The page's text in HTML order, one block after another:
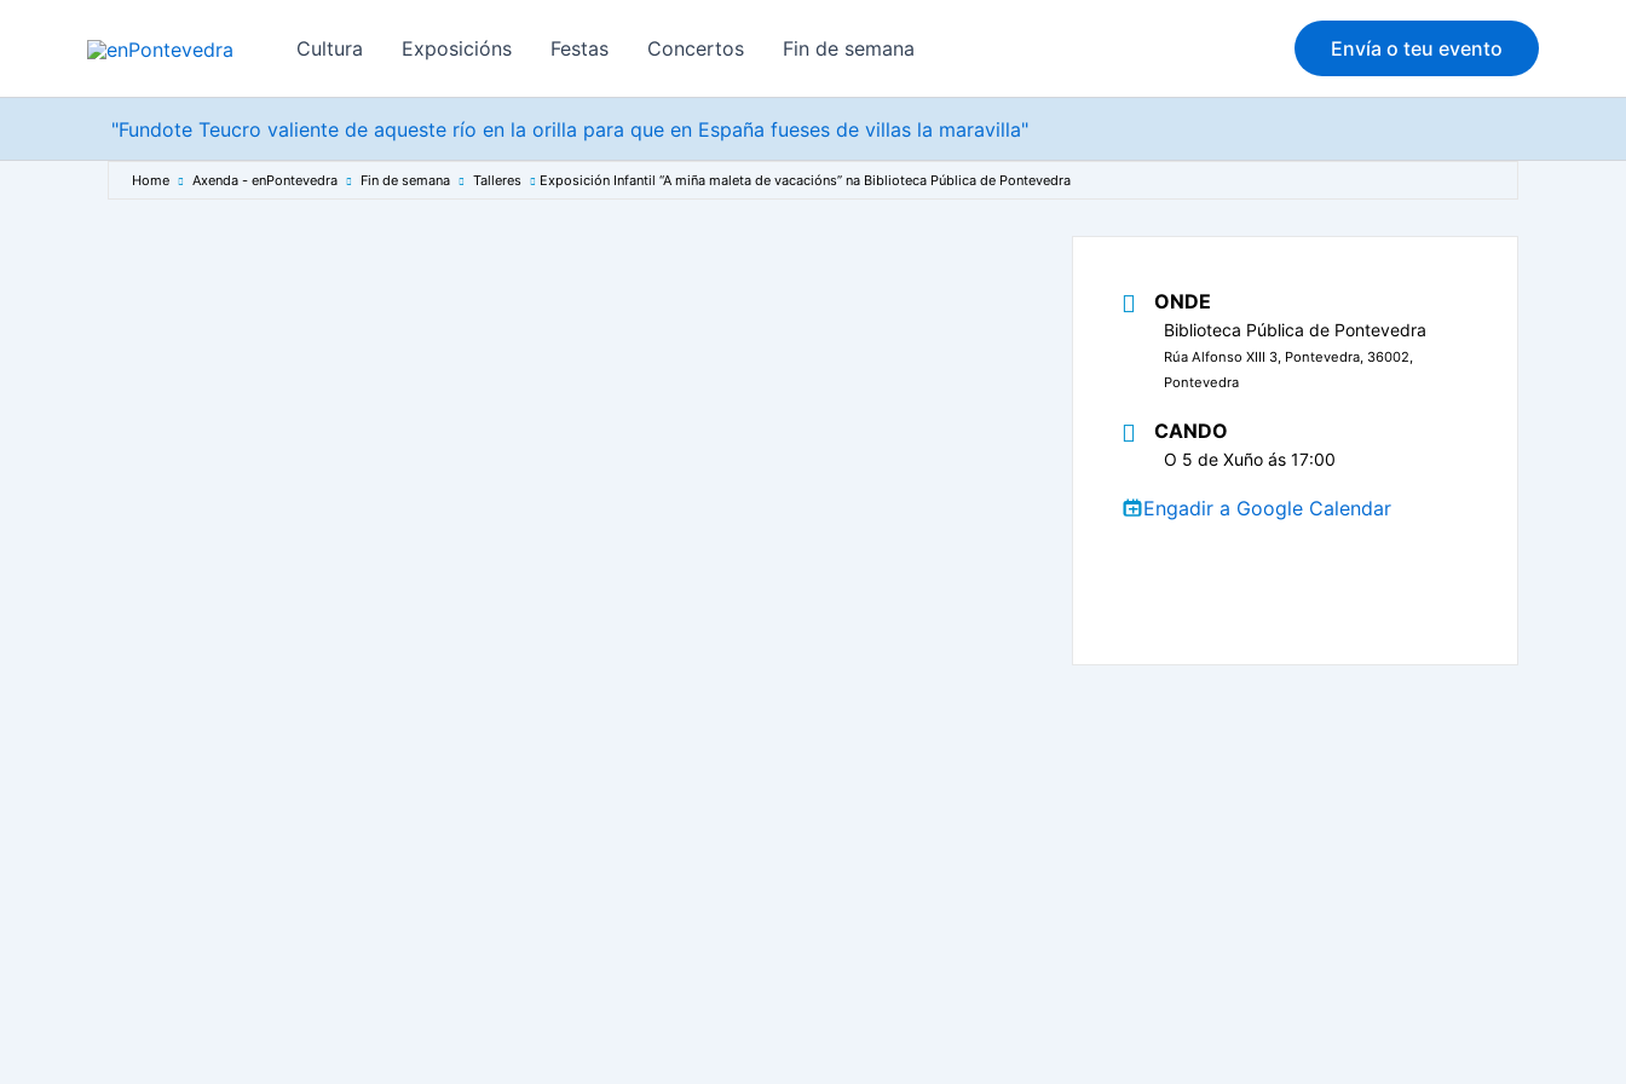
Cultura Exposicións Festas Concertos Fin de semana Envía o teu evento
"Fundote Teucro valiente de aqueste río en la orilla para que en España fueses de villas la maravilla"
Home Axenda - enPontevedra Fin de semana Talleres Exposición Infantil “A miña maleta de vacacións” na Biblioteca Pública de Pontevedra
ONDE
Biblioteca Pública de Pontevedra
Rúa Alfonso XIII 3, Pontevedra, 36002,
Pontevedra
CANDO
O 5 de Xuño ás 17:00
Engadir a Google Calendar